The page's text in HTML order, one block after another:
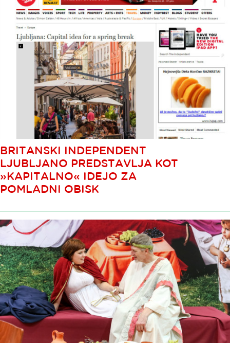
BRITANSKI INDEPENDENT
LJUBLJANO PREDSTAVLJA KOT
»KAPITALNO« IDEJO ZA
POMLADNI OBISK